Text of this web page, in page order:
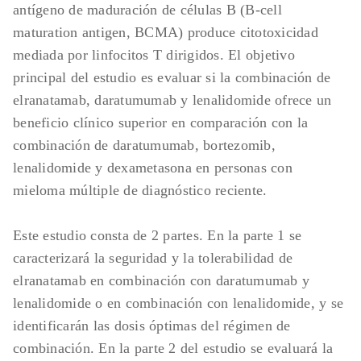
define por edad <65 años con
comorbilidades que afecten a la
posibilidad de trasplante.
Parte 2: participantes con mieloma
múltiple de diagnóstico reciente no aptos
para trasplante, definidos como:
Participantes no considerados
candidatos para quimioterapia en
dosis altas y trasplante autólogo de
edad o
Participantes con comorbilidades
importantes que probablemente
tengan un impacto negativo en la
tolerabilidad de la quimioterapia en
dosis altas y el TACM.
basocelular o de células escamosas
tratado adecuadamente, carcinoma in
situ o neoplasia maligna en estadio 0/1
con riesgo mínimo de recurrencia según
el investigador.
Para los participantes con MMRR:
Tratamiento previo con una terapia
dirigida al BCMA o un tratamiento
dirigido contra CD38 en los 6 meses
intervención del estudio en este estudio.
Trasplante de células madre ≤3 meses
antes de la primera dosis de la
intervención del estudio o enfermedad de
injerto contra huésped (EICH) activa.
Para los participantes con MMDR:
antígeno de maduración de células B (B-cell
maturation antigen, BCMA) produce citotoxicidad
mediada por linfocitos T dirigidos. El objetivo
principal del estudio es evaluar si la combinación de
elranatamab, daratumumab y lenalidomide ofrece un
beneficio clínico superior en comparación con la
combinación de daratumumab, bortezomib,
lenalidomide y dexametasona en personas con
mieloma múltiple de diagnóstico reciente.
Este estudio consta de 2 partes. En la parte 1 se
caracterizará la seguridad y la tolerabilidad de
elranatamab en combinación con daratumumab y
lenalidomide o en combinación con lenalidomide, y se
identificarán las dosis óptimas del régimen de
combinación. En la parte 2 del estudio se evaluará la